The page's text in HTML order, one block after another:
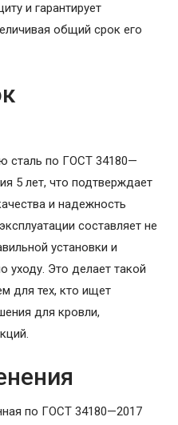
и гарантирует
общий срок его
сталь по ГОСТ 34180—
5 лет, что подтверждает
и надежность
составляет не
установки и
уходу. Это делает такой
для тех, кто ищет
для кровли,
по ГОСТ 34180—2017